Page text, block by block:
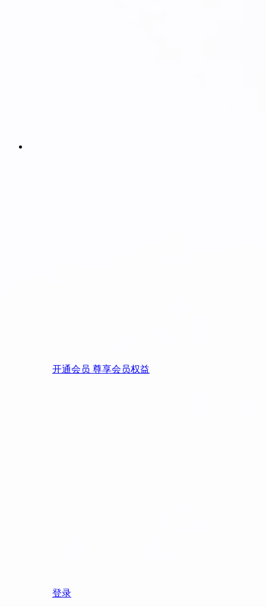
开通会员 尊享会员权益
登录